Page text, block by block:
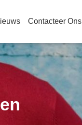
Contacteer Ons